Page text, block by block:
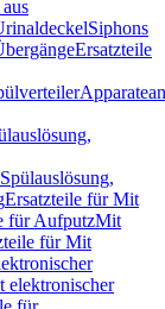
Siphons
Ersatzteile
Ersatzteile für Mit
für AufputzMit
für Mit
elektronischer